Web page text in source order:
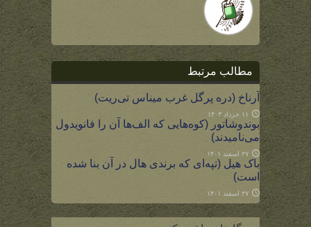
مطالب مرتبط
آرناخ (دره پرگل غرب میناس تی‌ریت)
۱۱ خرداد ۱۴۰۳
بوندوشاتور (کوه‌هایی که الف‌ها آن را فانویدول
می‌نامیدند)
۲۷ اسفند ۱۴۰۱
باک هیل (تپه‌ای که برندی هال در آن بنا شده
است)
۲۷ اسفند ۱۴۰۱